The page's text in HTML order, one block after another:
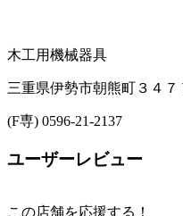
木工用機械器具
三重県伊勢市朝熊町３４７
(F専) 0596-21-2137
ユーザーレビュー
この店舗を応援する！